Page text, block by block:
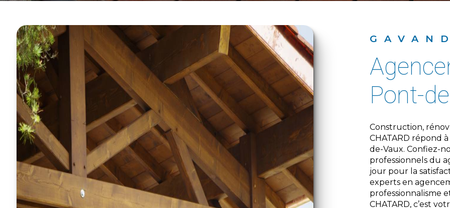
agencement intérieur à
Pont-
Construction, rénovation, agrandissement, l’entreprise GAVAND
CHATARD répond
de-Vaux. Confiez-
professionnels du
jour pour la
experts en
professionnalisme
CHATARD, c’est